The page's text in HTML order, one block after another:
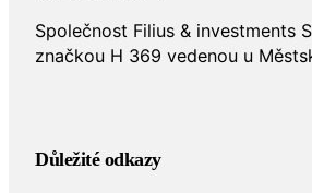
Společnost Filius & investments
značkou H 369 vedenou u
Důležité odkazy